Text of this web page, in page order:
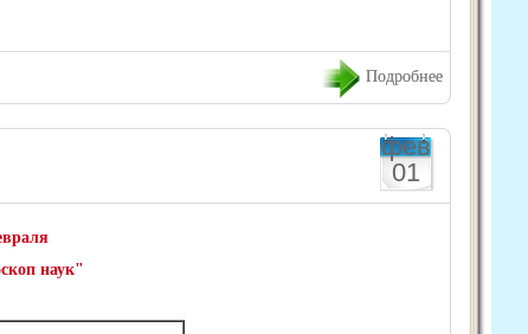
Подробнее
фев
01
наук"